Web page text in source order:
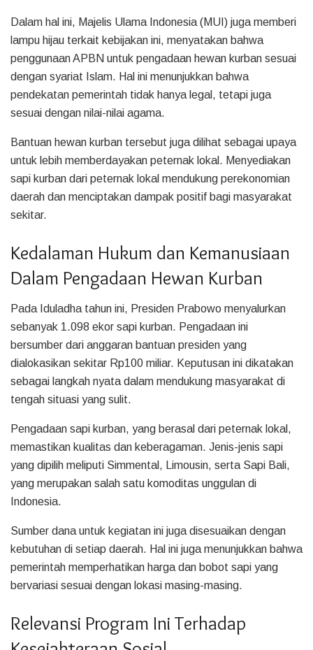
Dalam hal ini, Majelis Ulama Indonesia (MUI) juga memberi
lampu hijau terkait kebijakan ini, menyatakan bahwa
penggunaan APBN untuk pengadaan hewan kurban sesuai
dengan syariat Islam. Hal ini menunjukkan bahwa
pendekatan pemerintah tidak hanya legal, tetapi juga
sesuai dengan nilai-nilai agama.
Bantuan hewan kurban tersebut juga dilihat sebagai upaya
untuk lebih memberdayakan peternak lokal. Menyediakan
sapi kurban dari peternak lokal mendukung perekonomian
daerah dan menciptakan dampak positif bagi masyarakat
sekitar.
Kedalaman Hukum dan Kemanusiaan
Dalam Pengadaan Hewan Kurban
Pada Iduladha tahun ini, Presiden Prabowo menyalurkan
sebanyak 1.098 ekor sapi kurban. Pengadaan ini
bersumber dari anggaran bantuan presiden yang
dialokasikan sekitar Rp100 miliar. Keputusan ini dikatakan
sebagai langkah nyata dalam mendukung masyarakat di
tengah situasi yang sulit.
Pengadaan sapi kurban, yang berasal dari peternak lokal,
memastikan kualitas dan keberagaman. Jenis-jenis sapi
yang dipilih meliputi Simmental, Limousin, serta Sapi Bali,
yang merupakan salah satu komoditas unggulan di
Indonesia.
Sumber dana untuk kegiatan ini juga disesuaikan dengan
kebutuhan di setiap daerah. Hal ini juga menunjukkan bahwa
pemerintah memperhatikan harga dan bobot sapi yang
bervariasi sesuai dengan lokasi masing-masing.
Relevansi Program Ini Terhadap